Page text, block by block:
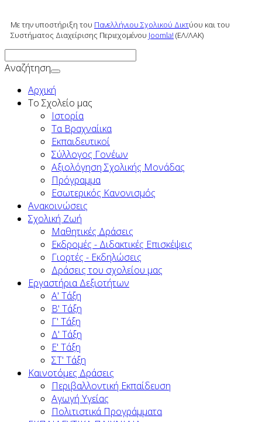
Με την υποστήριξη του Πανελλήνιου Σχολικού Δικτύου και του
Συστήματος Διαχείρισης Περιεχομένου Joomla! (ΕΛ/ΛΑΚ)
Αναζήτηση
Αρχική
To Σχολείο μας
Ιστορία
Τα Βραχναίικα
Εκπαιδευτικοί
Σύλλογος Γονέων
Αξιολόγηση Σχολικής Μονάδας
Πρόγραμμα
Εσωτερικός Κανονισμός
Ανακοινώσεις
Σχολική Ζωή
Μαθητικές Δράσεις
Εκδρομές - Διδακτικές Επισκέψεις
Γιορτές - Εκδηλώσεις
Δράσεις του σχολείου μας
Εργαστήρια Δεξιοτήτων
Α' Τάξη
Β' Τάξη
Γ' Τάξη
Δ' Τάξη
Ε' Τάξη
ΣΤ' Τάξη
Καινοτόμες Δράσεις
Περιβαλλοντική Εκπαίδευση
Αγωγή Υγείας
Πολιτιστικά Προγράμματα